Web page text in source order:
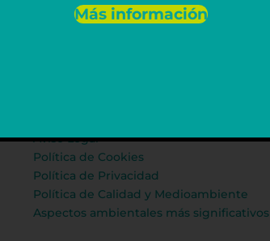
Aviso Legal
Política de Cookies
Política de Privacidad
Política de Calidad y Medioambiente
Aspectos ambientales más significativos
Más información